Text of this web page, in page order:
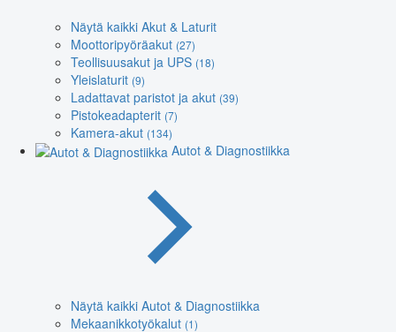
Näytä kaikki Akut & Laturit
Moottoripyöräakut (27)
Teollisuusakut ja UPS (18)
Yleislaturit (9)
Ladattavat paristot ja akut (39)
Pistokeadapterit (7)
Kamera-akut (134)
Autot & Diagnostiikka
Näytä kaikki Autot & Diagnostiikka
Mekaanikkotyökalut (1)